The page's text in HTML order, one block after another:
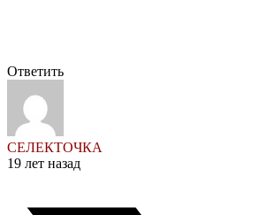
Ответить
СЕЛЕКТОЧКА
19 лет назад